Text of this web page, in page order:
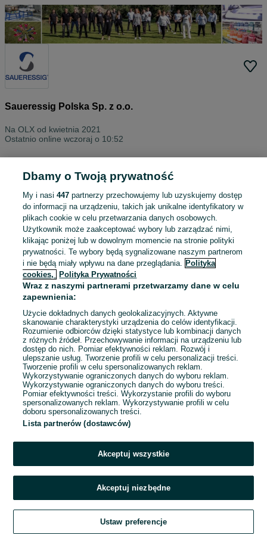
Saueressig Polska Sp. z o.o.
Na OLX od kwietnia 2021
Ostatnio online wczoraj o 10:52
Wszystkie ogłoszenia Oceny O nas Kontakt
Znajdź na tej stronie
Wybierz kategorię
ZNALEŹLIŚMY 0
OGŁOSZEŃ
Sortowanie Opcje przeglądania
Przepraszamy, nie znaleźliśmy tego,
czego szukasz.
Dbamy o Twoją prywatność
My i nasi447 partnerzy przechowujemy lub uzyskujemy dostęp
do informacji na urządzeniu, takich jak unikalne identyfikatory w
plikach cookie w celu przetwarzania danych osobowych.
Użytkownik może zaakceptować wybory lub zarządzać nimi,
klikając poniżej lub w dowolnym momencie na stronie polityki
prywatności. Te wybory będą sygnalizowane naszym partnerom
i nie będą miały wpływu na dane przeglądania. Polityka
cookies,
Polityka Prywatności
Wraz z naszymi partnerami przetwarzamy dane w celu
zapewnienia:
Użycie dokładnych danych geolokalizacyjnych. Aktywne
skanowanie charakterystyki urządzenia do celów identyfikacji.
Rozumienie odbiorców dzięki statystyce lub kombinacji danych
z różnych źródeł. Przechowywanie informacji na urządzeniu lub
dostęp do nich. Pomiar efektywności reklam. Rozwój i
ulepszanie usług. Tworzenie profili w celu personalizacji treści.
Tworzenie profili w celu spersonalizowanych reklam.
Wykorzystywanie ograniczonych danych do wyboru reklam.
Wykorzystywanie ograniczonych danych do wyboru treści.
Pomiar efektywności treści. Wykorzystanie profili do wyboru
spersonalizowanych reklam. Wykorzystywanie profili w celu
doboru spersonalizowanych treści.
Lista partnerów (dostawców)
Akceptuj wszystkie
Akceptuj niezbędne
Ustaw preferencje